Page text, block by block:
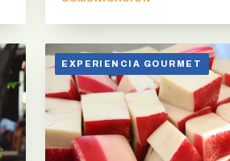
EXPERIENCIA GOURMET